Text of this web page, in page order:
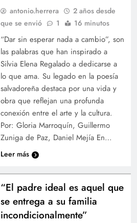
antonio.herrera
2 años desde
que se envió
1 16 minutos
“Dar sin esperar nada a cambio”, son
las palabras que han inspirado a
Silvia Elena Regalado a dedicarse a
lo que ama. Su legado en la poesía
salvadoreña destaca por una vida y
obra que reflejan una profunda
conexión entre el arte y la cultura.
Por: Gloria Marroquín, Guillermo
Zuniga de Paz, Daniel Mejía En…
Leer más
“El padre ideal es aquel que
se entrega a su familia
incondicionalmente”